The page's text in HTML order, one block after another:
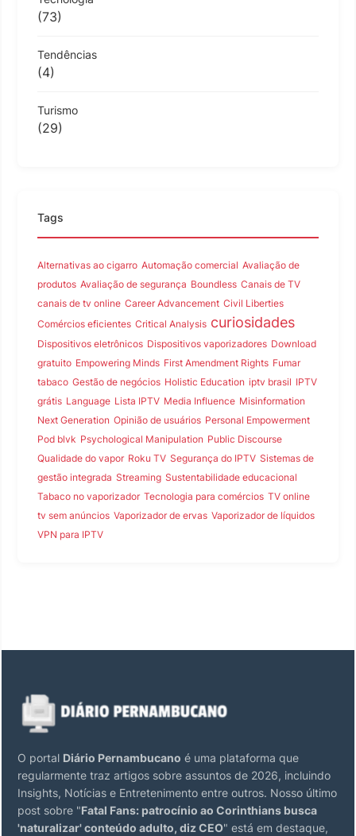
(73)
Tendências
(4)
Turismo
(29)
Tags
Alternativas ao cigarro Automação comercial Avaliação de
produtos Avaliação de segurança Boundless Canais de TV
canais de tv online Career Advancement Civil Liberties
Comércios eficientes Critical Analysis curiosidades
Dispositivos eletrônicos Dispositivos vaporizadores Download
gratuito Empowering Minds First Amendment Rights Fumar
tabaco Gestão de negócios Holistic Education iptv brasil IPTV
grátis Language Lista IPTV Media Influence Misinformation
Next Generation Opinião de usuários Personal Empowerment
Pod blvk Psychological Manipulation Public Discourse
Qualidade do vapor Roku TV Segurança do IPTV Sistemas de
gestão integrada Streaming Sustentabilidade educacional
Tabaco no vaporizador Tecnologia para comércios TV online
tv sem anúncios Vaporizador de ervas Vaporizador de líquidos
VPN para IPTV
O portal Diário Pernambucano é uma plataforma que
regularmente traz artigos sobre assuntos de 2026, incluindo
Insights, Notícias e Entretenimento entre outros. Nosso último
post sobre "Fatal Fans: patrocínio ao Corinthians busca
'naturalizar' conteúdo adulto, diz CEO" está em destaque,